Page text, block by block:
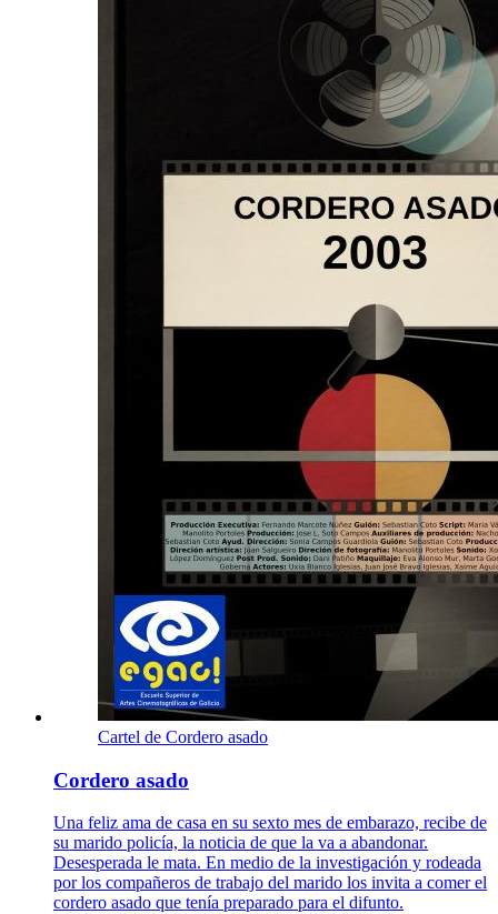
Cartel de Cordero asado
Cordero asado
Una feliz ama de casa en su sexto mes de embarazo, recibe de
su marido policía, la noticia de que la va a abandonar.
Desesperada le mata. En medio de la investigación y rodeada
por los compañeros de trabajo del marido los invita a comer el
cordero asado que tenía preparado para el difunto.